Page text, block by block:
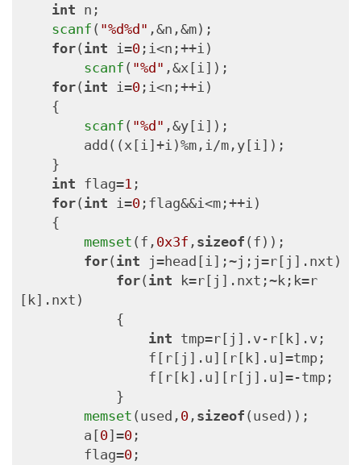
int n;
scanf ( "%d%d" ,&n,&m);
for( int i=0;i<n;++i)
scanf ( "%d" ,&x[i]);
for( int i=0;i<n;++i)
scanf ( "%d" ,&y[i]);
int flag=1 ;
for( int i=0;flag&&i<m;++i)
memset (f, 0x3f , sizeof (f));
for( int j=head[i];~j;j=r[j].nxt)
for( int k=r[j].nxt;~k;k=r
[k].nxt)
int tmp=r[j].v-r[k].v;
memset (used, 0, sizeof (used));
        a[
0]=0;
        flag=
0;